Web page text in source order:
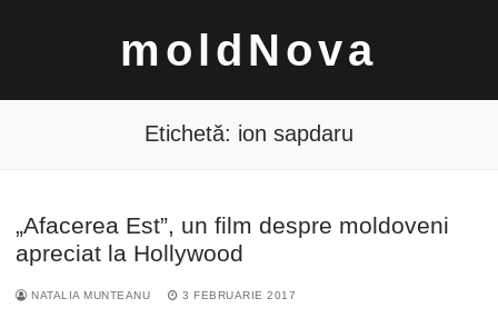
moldNova
Caută
după:
Etichetă: ion sapdaru
„Afacerea Est”, un film despre moldoveni
apreciat la Hollywood
NATALIA MUNTEANU 3 FEBRUARIE 2017